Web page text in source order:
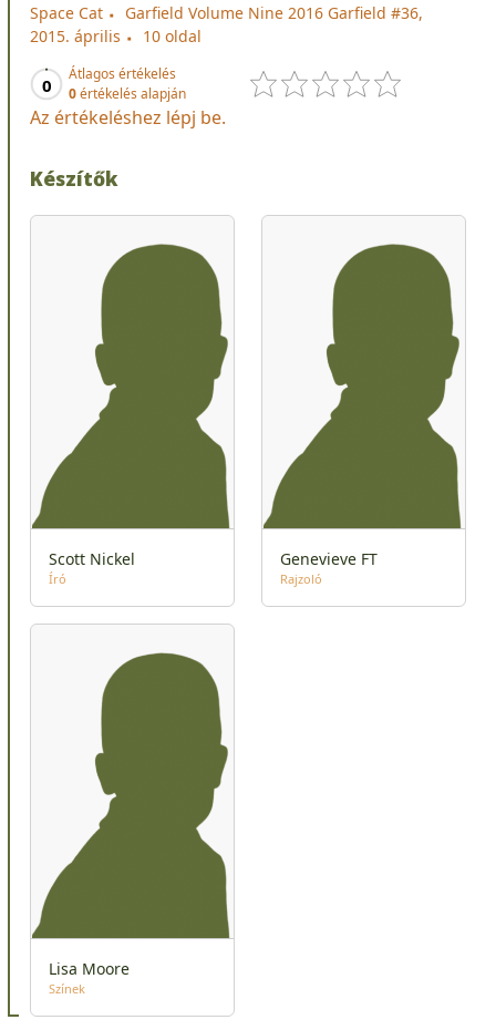
Space Cat
Garfield Volume Nine 2016 Garfield #36,
2015. április
10 oldal
0
Átlagos értékelés
0értékelés alapján
Az értékeléshez lépj be.
Készítők
Scott Nickel
Író
Genevieve FT
Rajzoló
Lisa Moore
Színek